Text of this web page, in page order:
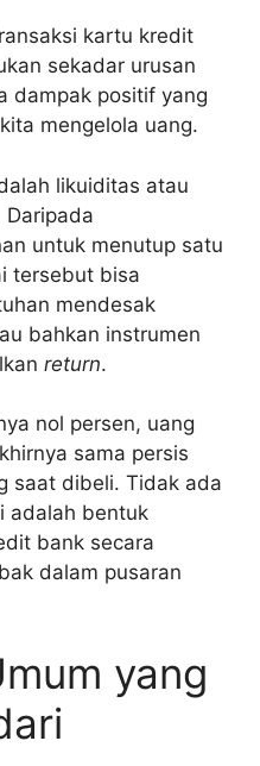
kartu kredit
sekadar urusan
dampak positif yang
mengelola uang.
likuiditas atau
untuk menutup satu
tersebut bisa
mendesak
bahkan instrumen
return.
nol persen, uang
sama persis
saat dibeli. Tidak ada
adalah bentuk
bank secara
dalam pusaran
yang